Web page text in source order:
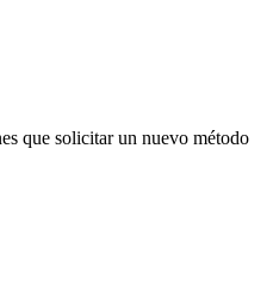
que solicitar un nuevo método